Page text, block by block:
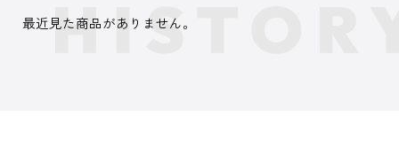
最近見た商品がありません。